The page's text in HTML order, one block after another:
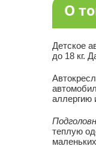
О
Детское
до 18 кг.
аллергию
теплую